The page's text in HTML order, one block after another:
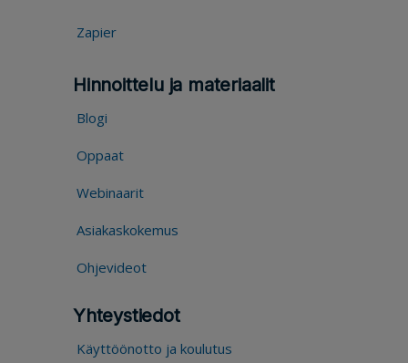
Zapier
Hinnoittelu ja materiaalit
Blogi
Oppaat
Webinaarit
Asiakaskokemus
Ohjevideot
Yhteystiedot
Käyttöönotto ja koulutus